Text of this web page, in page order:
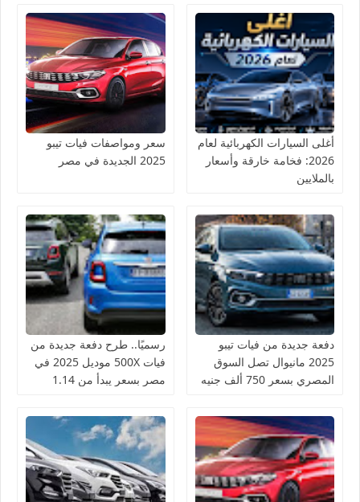
أغلى السيارات الكهربائية لعام
2026: فخامة خارقة وأسعار
بالملايين
سعر ومواصفات فيات تيبو
2025 الجديدة في مصر
دفعة جديدة من فيات تيبو
2025 مانيوال تصل السوق
المصري بسعر 750 ألف جنيه
رسميًا.. طرح دفعة جديدة من
فيات 500X موديل 2025 في
مصر بسعر يبدأ من 1.14